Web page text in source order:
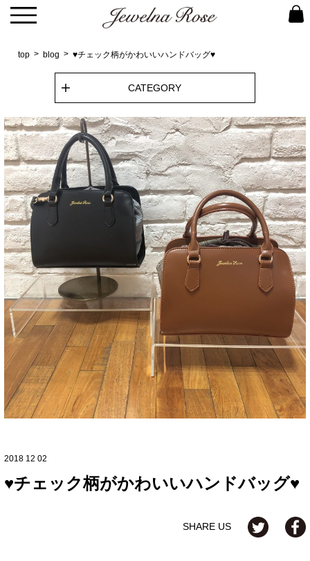
top blog ♥チェック柄がかわいいハンドバッグ♥
CATEGORY
2018 12 02
♥チェック柄がかわいいハンドバッグ♥
SHARE US